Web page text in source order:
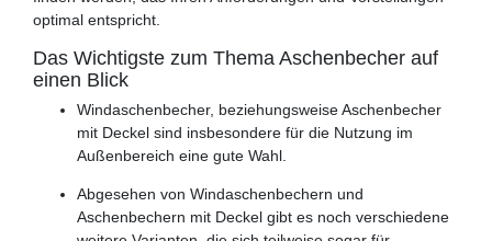
optimal entspricht.
Das Wichtigste zum Thema Aschenbecher auf
einen Blick
Windaschenbecher, beziehungsweise Aschenbecher
mit Deckel sind insbesondere für die Nutzung im
Außenbereich eine gute Wahl.
Abgesehen von Windaschenbechern und
Aschenbechern mit Deckel gibt es noch verschiedene